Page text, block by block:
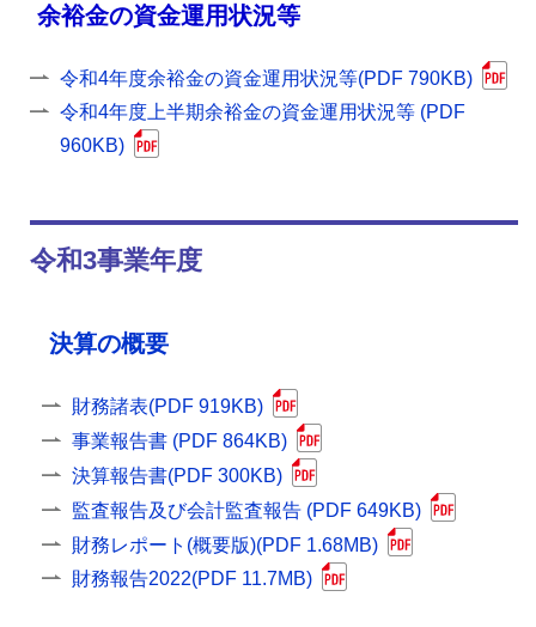
余裕金の資金運用状況等
令和4年度余裕金の資金運用状況等(PDF 790KB)
令和4年度上半期余裕金の資金運用状況等 (PDF
960KB)
令和3事業年度
決算の概要
財務諸表(PDF 919KB)
事業報告書 (PDF 864KB)
決算報告書(PDF 300KB)
監査報告及び会計監査報告 (PDF 649KB)
財務レポート(概要版)(PDF 1.68MB)
財務報告2022(PDF 11.7MB)